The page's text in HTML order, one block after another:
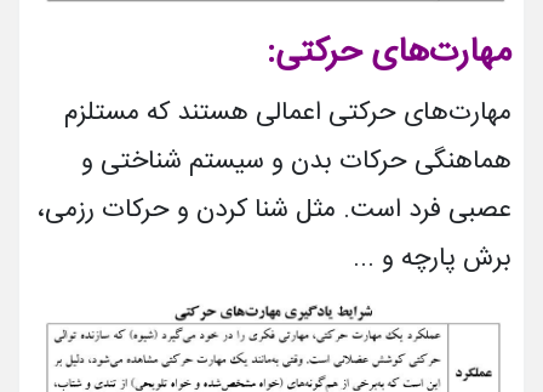
مهارت‌های حرکتی:
مهارت‌های حرکتی اعمالی هستند که مستلزم
هماهنگی حرکات بدن و سیستم شناختی و
عصبی فرد است. مثل شنا کردن و حرکات رزمی،
برش پارچه و ...